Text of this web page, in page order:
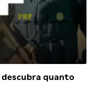
descubra quanto